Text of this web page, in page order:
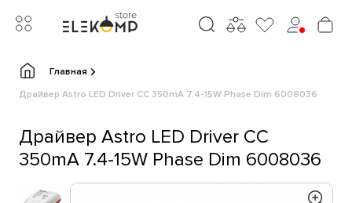
Главная
Драйвер Astro LED Driver CC 350mA 7.4-15W Phase Dim 6008036
Драйвер Astro LED Driver CC
350mA 7.4-15W Phase Dim 6008036